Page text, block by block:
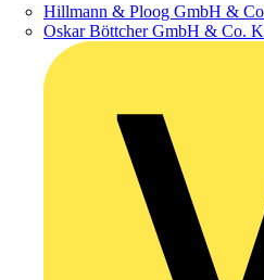
Hillmann & Ploog GmbH &
Oskar Böttcher GmbH & Co.